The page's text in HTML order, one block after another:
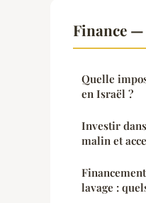
Finance —
Quelle
en Israël ?
Investir
malin et
lavage :